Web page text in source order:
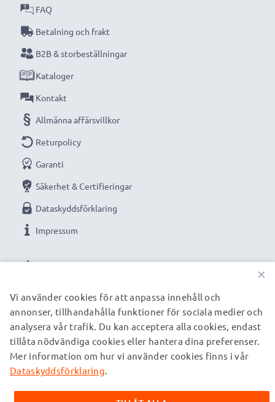
VÅRA BETALNINGSALTERNATIV
FAQ
Betalning och frakt
B2B & storbeställningar
Kataloger
Kontakt
Allmänna affärsvillkor
Returpolicy
Garanti
Säkerhet & Certifieringar
Dataskyddsförklaring
Impressum
VÅRA FRAKTPARTNERS
© subtel.se 2026
Alla priser är inklusive moms och exklusive fraktkostnader.
varumärken tillhörande deras ägare och anges på våra
×
Vi använder cookies för att anpassa innehåll och
annonser, tillhandahålla funktioner för sociala medier och
analysera vår trafik. Du kan acceptera alla cookies, endast
tillåta nödvändiga cookies eller hantera dina preferenser.
Mer information om hur vi använder cookies finns i vår
Dataskyddsförklaring.